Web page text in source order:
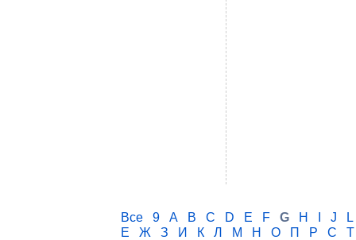
Все 9 A B C D E F G H J
L
Е
Ж З И К Л М Н О П Р С Т